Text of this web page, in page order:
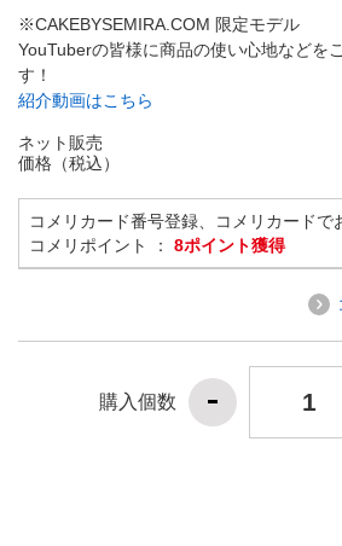
※CAKEBYSEMIRA.COM 限定モデル
YouTuberの皆様に商品の使い心地などを
す！
紹介動画はこちら
ネット販売
価格（税込）
コメリカード番号登録、コメリカードで
コメリポイント ： 8ポイント獲得
購入個数